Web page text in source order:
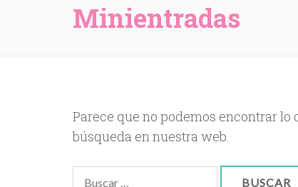
Minientradas
Parece que no podemos encontrar lo
búsqueda en nuestra web.
Buscar: